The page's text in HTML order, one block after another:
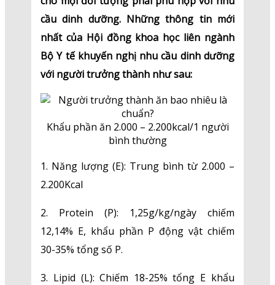
cầu dinh dưỡng. Những thông tin mới
nhất của Hội đồng khoa học liên ngành
Bộ Y tế khuyến nghị nhu cầu dinh dưỡng
với người trưởng thành như sau:
Khẩu phần ăn 2.000 – 2.200kcal/1 người
bình thường
1. Năng lượng (E): Trung bình từ 2.000 –
2.200Kcal
2. Protein (P): 1,25g/kg/ngày chiếm
12,14% E, khẩu phần P động vật chiếm
30-35% tổng số P.
3. Lipid (L): Chiếm 18-25% tổng E khẩu